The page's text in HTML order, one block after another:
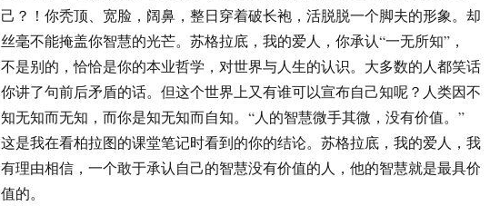
己？！你秃顶、宽脸，阔鼻，整日穿着破长袍，活脱脱一个脚夫的形象。却
丝毫不能掩盖你智慧的光芒。苏格拉底，我的爱人，你承认“一无所知”，
不是别的，恰恰是你的本业哲学，对世界与人生的认识。大多数的人都笑话
你讲了句前后矛盾的话。但这个世界上又有谁可以宣布自己知呢？人类因不
知无知而无知，而你是知无知而自知。“人的智慧微手其微，没有价值。”
这是我在看柏拉图的课堂笔记时看到的你的结论。苏格拉底，我的爱人，我
有理由相信，一个敢于承认自己的智慧没有价值的人，他的智慧就是最具价
值的。